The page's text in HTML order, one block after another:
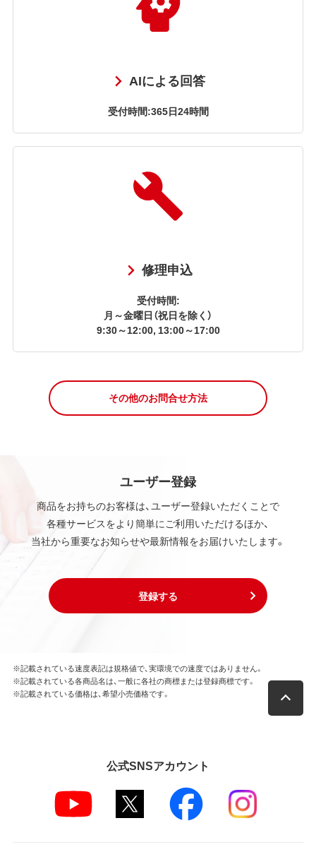
AIによる回答
受付時間:365日24時間
修理申込
受付時間:
月～金曜日（祝日を除く）
9:30～12:00, 13:00～17:00
その他のお問合せ方法
ユーザー登録
商品をお持ちのお客様は、ユーザー登録いただくことで
各種サービスをより簡単にご利用いただけるほか、
当社から重要なお知らせや最新情報をお届けいたします。
登録する
※記載されている速度表記は規格値で、実環境での速度ではありません。
※記載されている各商品名は、一般に各社の商標または登録商標です。
※記載されている価格は、希望小売価格です。
公式SNSアカウント